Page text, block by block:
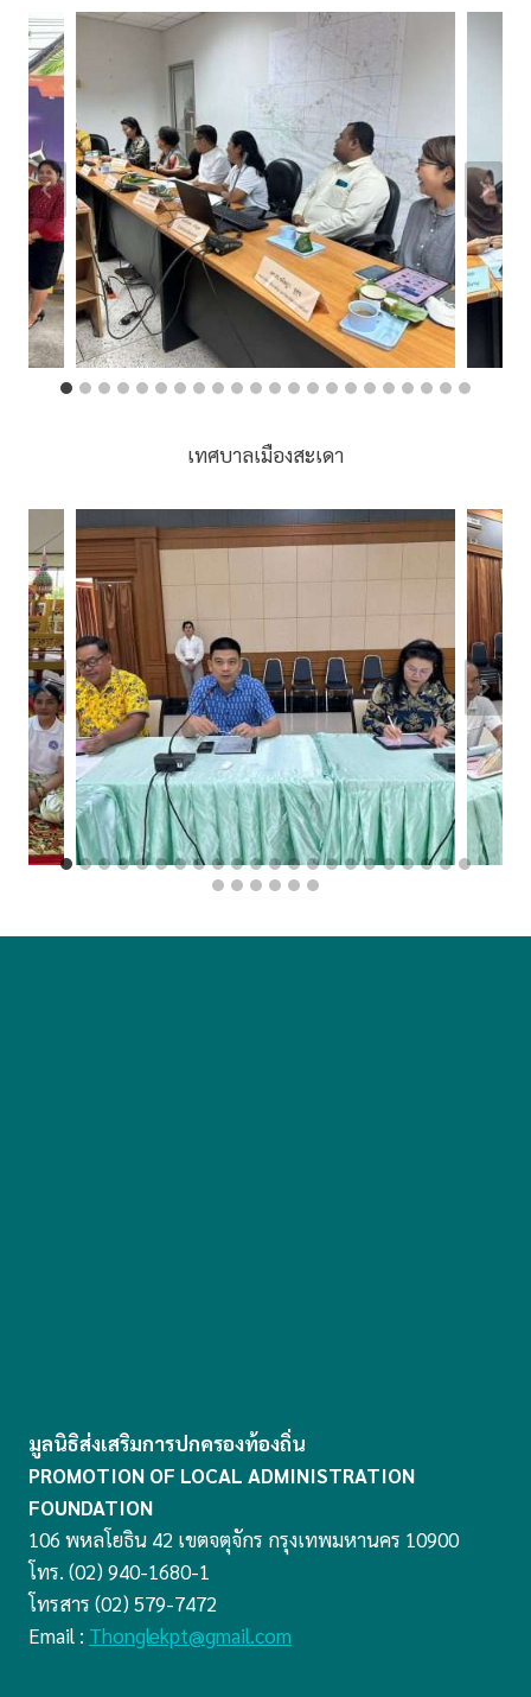
เทศบาลเมืองสะเดา
มูลนิธิส่งเสริมการปกครองท้องถิ่น
PROMOTION OF LOCAL ADMINISTRATION
FOUNDATION
106 พหลโยธิน 42 เขตจตุจักร กรุงเทพมหานคร 10900
โทร. (02) 940-1680-1
โทรสาร (02) 579-7472
Email : Thonglekpt@gmail.com